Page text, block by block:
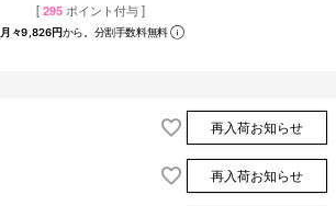
[ 295 ポイント付与 ]
月々9,826円から。分割手数料無料
再入荷お知らせ
再入荷お知らせ